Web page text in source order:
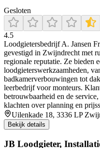
Gesloten
4.5
Loodgietersbedrijf A. Jansen
gevestigd in Zwijndrecht met
regionale reputatie. Ze bieden
loodgieterswerkzaamheden,
badkamerverbouwingen tot
leerbedrijf voor monteurs.
betrouwbaarheid en de
klachten over planning en
Uilenkade 18, 3336 LP
Bekijk details
JB Loodgieter,